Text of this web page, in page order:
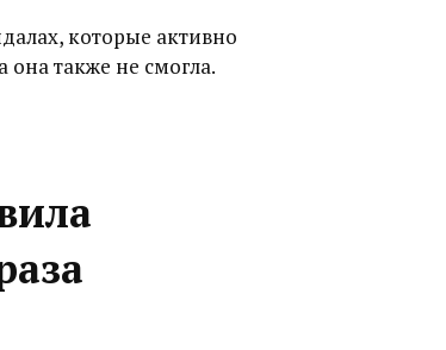
которые активно
также не смогла.